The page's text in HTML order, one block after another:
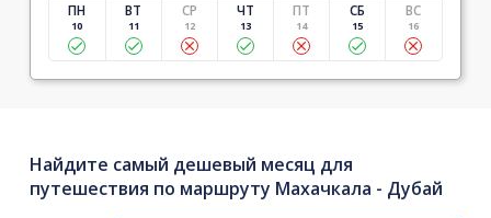
ПН
10
ВТ
11
СР
12
ЧТ
13
ПТ
14
СБ
15
ВС
16
Найдите самый дешевый месяц для
путешествия по маршруту Махачкала - Дубай